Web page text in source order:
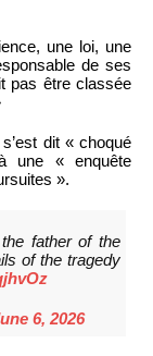
une loi, une
de ses
pas être classée
dit « choqué
une « enquête
».
father of the
of the tragedy
6, 2026